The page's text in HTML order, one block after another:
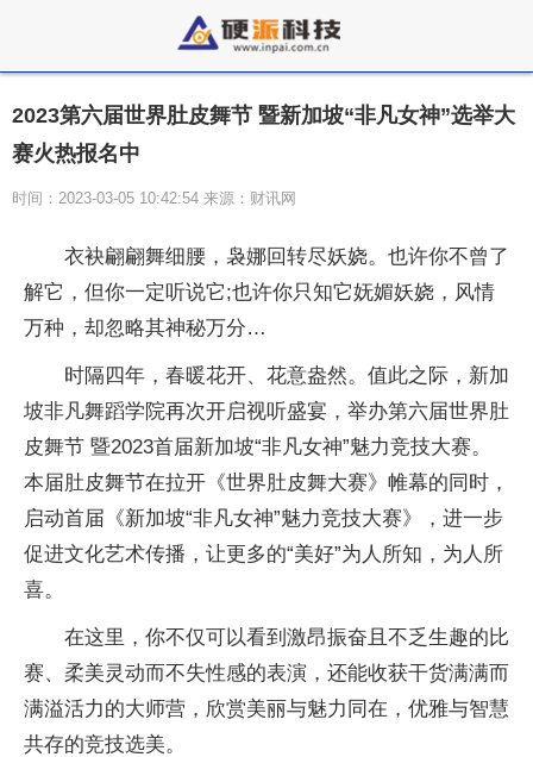
2023第六届世界肚皮舞节 暨新加坡“非凡女神”选举大
赛火热报名中
时间：2023-03-05 10:42:54 来源：财讯网
衣袂翩翩舞细腰，袅娜回转尽妖娆。也许你不曾了
解它，但你一定听说它;也许你只知它妩媚妖娆，风情
万种，却忽略其神秘万分…
时隔四年，春暖花开、花意盎然。值此之际，新加
坡非凡舞蹈学院再次开启视听盛宴，举办第六届世界肚
皮舞节 暨2023首届新加坡“非凡女神”魅力竞技大赛。
本届肚皮舞节在拉开《世界肚皮舞大赛》帷幕的同时，
启动首届《新加坡“非凡女神”魅力竞技大赛》，进一步
促进文化艺术传播，让更多的“美好”为人所知，为人所
喜。
在这里，你不仅可以看到激昂振奋且不乏生趣的比
赛、柔美灵动而不失性感的表演，还能收获干货满满而
满溢活力的大师营，欣赏美丽与魅力同在，优雅与智慧
共存的竞技选美。